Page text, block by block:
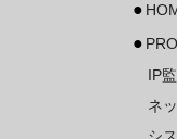
IP
ネ